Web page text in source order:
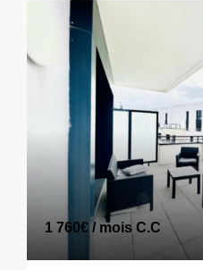
1 760€ / mois C.C